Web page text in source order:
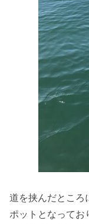
道を挟んだところ
ポットとなってお